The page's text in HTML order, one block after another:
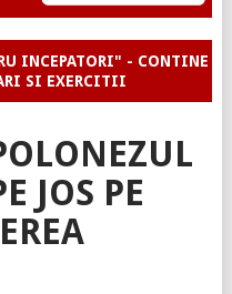
INCEPATORI" - CONTINE
SI EXERCITII
JOS PE